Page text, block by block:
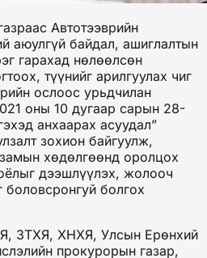
Автотээврийн
аюулгүй байдал, ашиглалтын
гарахад нөлөөлсөн
түүнийг арилгуулах чиг
ослоос урьдчилан
оны 10 дугаар сарын 28-
анхаарах асуудал”
зохион байгуулж,
хөдөлгөөнд оролцох
дээшлүүлэх, жолооч
боловсронгуй болгох
ЗТХЯ, ХНХЯ, Улсын Ерөнхий
прокурорын газар,